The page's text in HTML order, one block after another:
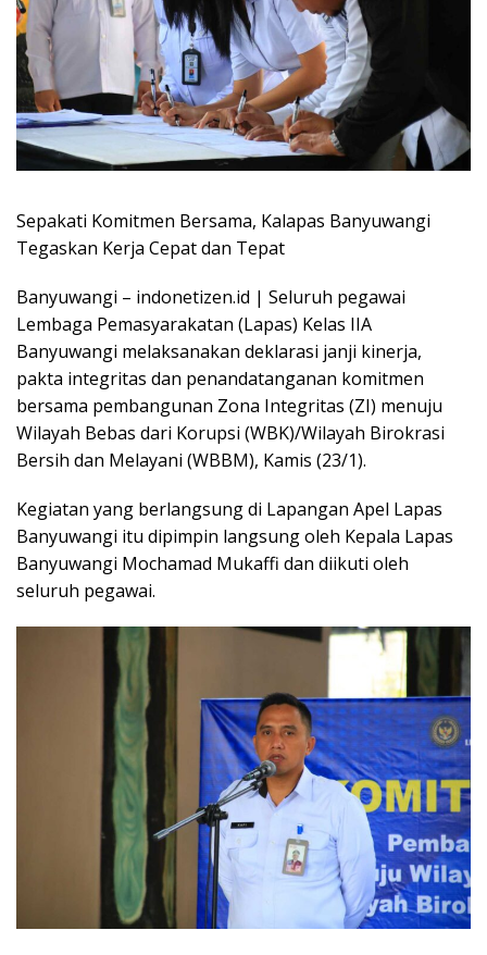
Sepakati Komitmen Bersama, Kalapas Banyuwangi
Tegaskan Kerja Cepat dan Tepat
Banyuwangi – indonetizen.id | Seluruh pegawai
Lembaga Pemasyarakatan (Lapas) Kelas IIA
Banyuwangi melaksanakan deklarasi janji kinerja,
pakta integritas dan penandatanganan komitmen
bersama pembangunan Zona Integritas (ZI) menuju
Wilayah Bebas dari Korupsi (WBK)/Wilayah Birokrasi
Bersih dan Melayani (WBBM), Kamis (23/1).
Kegiatan yang berlangsung di Lapangan Apel Lapas
Banyuwangi itu dipimpin langsung oleh Kepala Lapas
Banyuwangi Mochamad Mukaffi dan diikuti oleh
seluruh pegawai.